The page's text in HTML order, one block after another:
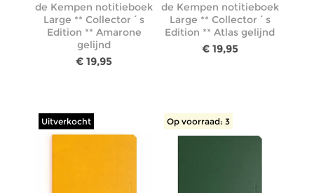
de Kempen notitieboek
Large ** Collector´s
Edition ** Amarone
gelijnd
€ 19,95
de Kempen notitieboek
Large ** Collector´s
Edition ** Atlas gelijnd
€ 19,95
Uitverkocht Op voorraad: 3